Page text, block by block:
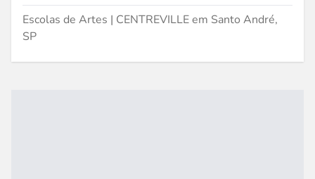
Escolas de Artes | CENTREVILLE em Santo André,
SP